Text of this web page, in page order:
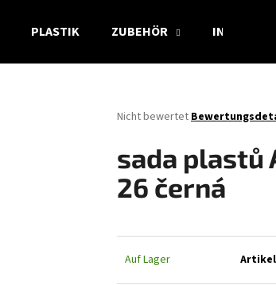
PLASTIK ZUBEHÖR INFO
Die
Produktbewertung
ist
0,0
von
Nicht bewertet
sada plastů
26 černá
Auf Lager
SUCHEN